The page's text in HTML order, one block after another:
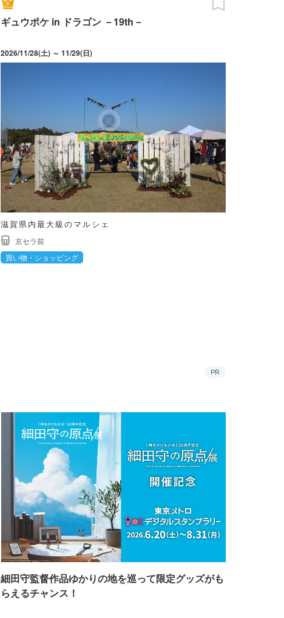
ギュウポケ in ドラゴン －19th－
2026/11/28(土) ～ 11/29(日)
滋賀県内最大級のマルシェ
京セラ前
買い物・ショッピング
PR
細田守監督作品ゆかりの地を巡って限定グッズがも
らえるチャンス！